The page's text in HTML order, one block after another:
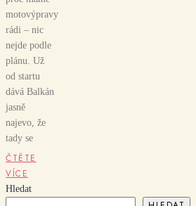
motovýpravy
rádi – nic
nejde podle
plánu. Už
od startu
dává Balkán
jasně
najevo, že
tady se
ČTĚTE
VÍCE
Hledat